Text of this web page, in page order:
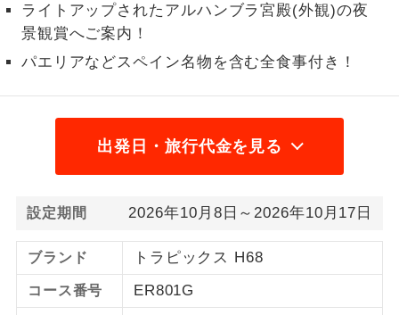
ライトアップされたアルハンブラ宮殿(外観)の夜
景観賞へご案内！
パエリアなどスペイン名物を含む全食事付き！
出発日・旅行代金を見る
設定期間 2026年10月8日～2026年10月17日
ブランド トラピックス H68
コース番号 ER801G
【その他諸税追加】
航空保険特別料金
2026/8/8 大人（12歳以上）650円、子供（2
歳以上12歳未満）650円2026/8/9 大人（12
歳以上）650円、子供（2歳以上12歳未満）
650円2026/8/17 大人（12歳以上）650円、
子供（2歳以上12歳未満）650円
（2歳以上12歳未満）650円2026/9/7 大人
（12歳以上）650円、子供（2歳以上12歳未
満）650円2026/9/8 大人（12歳以上）650
円、子供（2歳以上12歳未満）650円
す。
年齢制限あり
です。
画にとても便利です。
ご紹介するホテルを指定したコースで
す。